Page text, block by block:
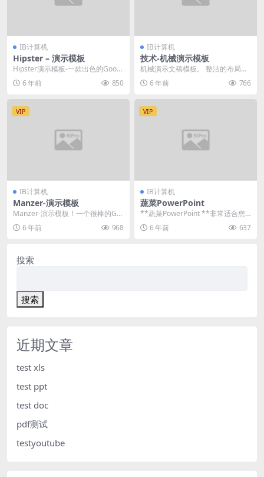
IB计算机
Hipster – 演示模板
Hipster演示模板-一款出色的Googl
e幻灯片模板，主题模板和Power
p... 6 年前 850
IB计算机
技术-机械演示模板
机械演示文稿模板。 整洁的布局将
使您的内容结构化并以正确的流程
呈现。 Micro...
6 年前 766
VIP
IB计算机
Manzer-演示模板
Manzer-演示模板！一个很棒的Go
ogle SLides模板，Keynote...
6 年前 968
VIP
IB计算机
蔬菜PowerPoint
**蔬菜PowerPoint **非常适合您
令人印象深刻的风格演示，也可以
灵活地...
6 年前 637
搜索
搜索
近期文章
test xls
test ppt
test doc
pdf测试
testyoutube